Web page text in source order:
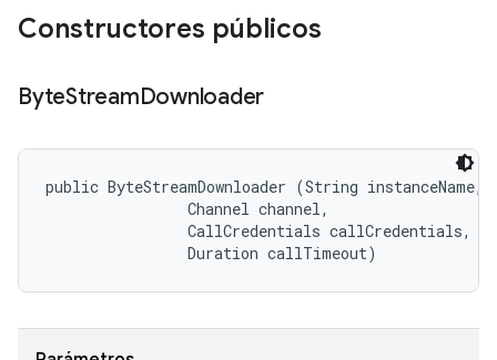
Constructores públicos
ByteStreamDownloader
public ByteStreamDownloader (String instanceName,
                Channel channel,
                CallCredentials callCredentials,
                Duration callTimeout)